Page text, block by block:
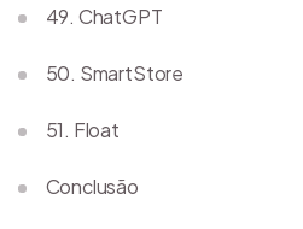
49. ChatGPT
50. SmartStore
51. Float
Conclusão